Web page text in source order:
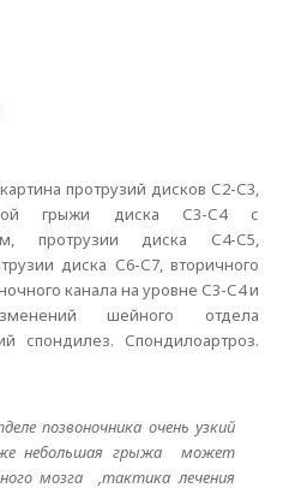
протрузий дисков С2-С3,
грыжи диска С3-С4 с
протрузии диска С4-С5,
диска С6-С7, вторичного
канала на уровне С3-С4 и
шейного отдела
спондилез. Спондилоартроз.
позвоночника очень узкий
небольшая грыжа может
мозга ,тактика лечения